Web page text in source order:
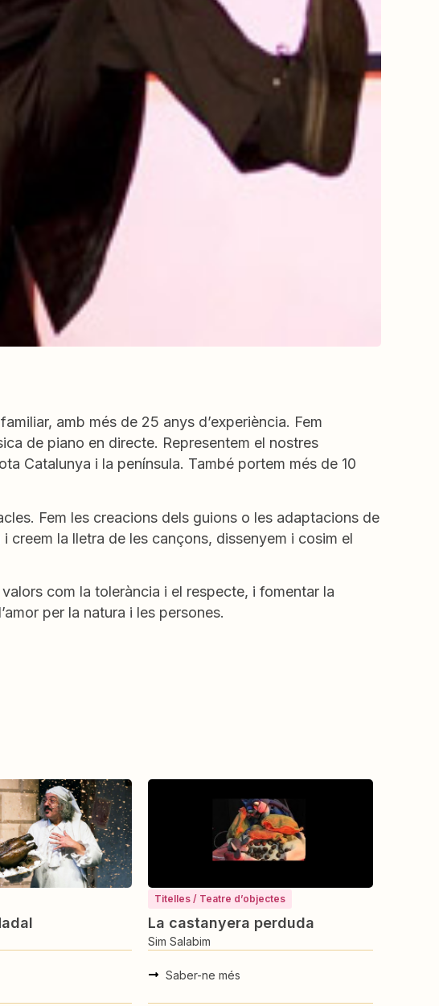
amb més de 25 anys d’experiència. Fem
de piano en directe. Representem el nostres
Catalunya i la península. També portem més de 10
Fem les creacions dels guions o les adaptacions de
creem la lletra de les cançons, dissenyem i cosim el
com la tolerància i el respecte, i fomentar la
per la natura i les persones.
perduda
Música Teatre
Hansel i Gretel
Sim Salabim
Saber-ne més